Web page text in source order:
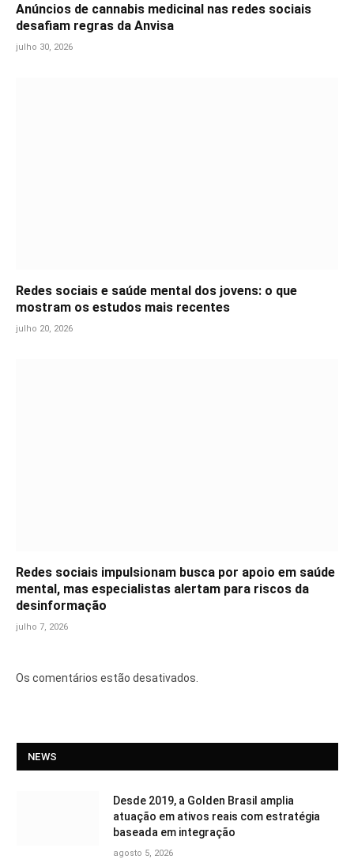
Anúncios de cannabis medicinal nas redes sociais
desafiam regras da Anvisa
julho 30, 2026
Redes sociais e saúde mental dos jovens: o que
mostram os estudos mais recentes
julho 20, 2026
Redes sociais impulsionam busca por apoio em saúde
mental, mas especialistas alertam para riscos da
desinformação
julho 7, 2026
Os comentários estão desativados.
NEWS
Desde 2019, a Golden Brasil amplia
atuação em ativos reais com estratégia
baseada em integração
agosto 5, 2026